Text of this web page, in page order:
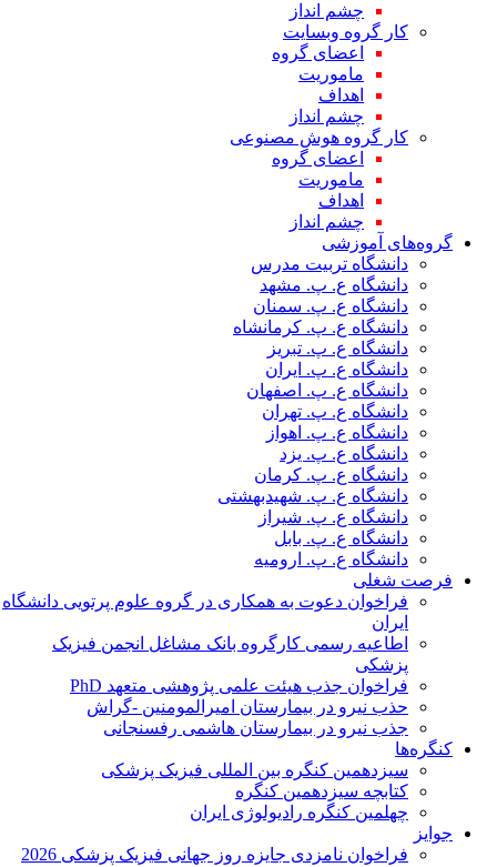
چشم انداز
کار گروه وبسایت
اعضای گروه
ماموریت
اهداف
چشم انداز
کار گروه هوش مصنوعی
اعضای گروه
ماموریت
اهداف
چشم انداز
گروه‌های آموزشی
دانشگاه تربیت مدرس
دانشگاه ع. پ. مشهد
دانشگاه ع. پ. سمنان
دانشگاه ع. پ. کرمانشاه
دانشگاه ع. پ. تبریز
دانشگاه ع. پ. ایران
دانشگاه ع. پ. اصفهان
دانشگاه ع. پ. تهران
دانشگاه ع. پ. اهواز
دانشگاه ع. پ. یزد
دانشگاه ع. پ. کرمان
دانشگاه ع. پ. شهید‌بهشتی
دانشگاه ع. پ. شیراز
دانشگاه ع. پ. بابل
دانشگاه ع. پ. ارومیه
فرصت شغلی
فراخوان دعوت به همکاری در گروه علوم پرتویی دانشگاه
ایران
اطاعیه رسمی کارگروه بانک مشاغل انجمن فیزیک
پزشکی
فراخوان جذب هیئت علمی پژوهشی متعهد PhD
حذب نیرو در بیمارستان امیرالمومنین -گراش
جذب نیرو در بیمارستان هاشمی رفسنجانی
کنگره‌ها
سیزدهمین کنگره بین المللی فیزیک پزشکی
کتابچه سیزدهمین کنگره
چهلمین کنگره رادیولوژی ایران
جوایز
فراخوان نامزدی جایزه روز جهانی فیزیک پزشکی 2026